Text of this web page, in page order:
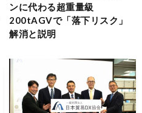
ンに代わる超重量級
200tAGVで「落下リスク」
解消と説明